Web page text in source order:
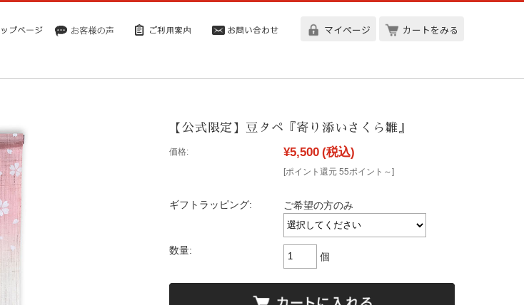
マイページ カートをみる
【公式限定】豆タペ『寄り添いさくら雛』
価格: ¥5,500 (税込)
[ポイント還元 55ポイント～]
ギフトラッピング: ご希望の方のみ
数量:
個